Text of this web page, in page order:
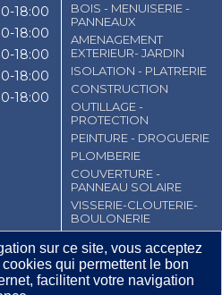
sur ce site, vous acceptez
qui permettent le bon
facilitent votre navigation
18:00
18:00
18:00
18:00
18:00
BOIS - MENUISERIE -
PANNEAUX
AMENAGEMENT
EXTERIEUR- JARDIN
ISOLATION - PLATRERIE
CONSTRUCTION
OUTILLAGE -
PROTECTION
PEINTURE - DROGUERIE
PLOMBERIE
COUVERTURE -
PANNEAU SOLAIRE
VISSERIE-CLOUTERIE-
BOULONERIE
CHAUFFAGE-
TRAITEMENT DE L'AIR
FIXATION -
QUNCAILLERIE